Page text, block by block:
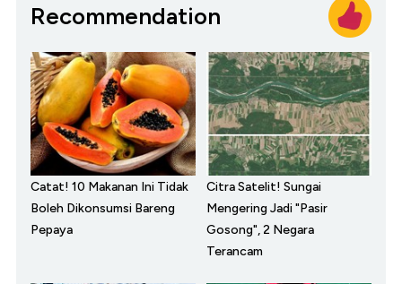
Recommendation
Catat! 10 Makanan Ini Tidak
Boleh Dikonsumsi Bareng
Pepaya
Citra Satelit! Sungai
Mengering Jadi "Pasir
Gosong", 2 Negara
Terancam